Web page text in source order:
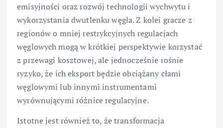
emisyjności oraz rozwój technologii wychwytu i
wykorzystania dwutlenku węgla. Z kolei gracze z
regionów o mniej restrykcyjnych regulacjach
węglowych mogą w krótkiej perspektywie korzystać
z przewagi kosztowej, ale jednocześnie rośnie
ryzyko, że ich eksport będzie obciążany cłami
węglowymi lub innymi instrumentami
wyrównującymi różnice regulacyjne.
Istotne jest również to, że transformacja